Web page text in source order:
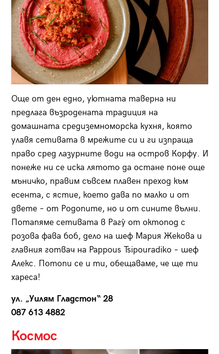
Още от ден едно, уютната таверна ни
предлага възродената традиция на
домашната средиземноморска кухня, която
улавя сетивата в мрежите си и ги изпраща
право сред лазурните води на остров Корфу. И
понеже ни се иска лятото да остане поне още
мъничко, правим съвсем плавен преход към
есента, с ястие, което дава по малко и от
двете – от Родопите, но и от сините вълни.
Потапяме сетивата в Рагу̀ от октопод с
розова фава боб, дело на шеф Мария Жекова и
главния готвач на Pappous Tsipouradiko – шеф
Алекс. Потопи се и ти, обещаваме, че ще ти
хареса!
ул. „Уилям Гладстон“ 28
087 613 4882
Космос